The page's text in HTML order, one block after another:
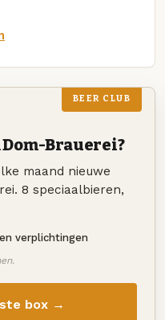
BEER CLUB
Dom-Brauerei?
maand nieuwe
8 speciaalbieren,
verplichtingen
box →